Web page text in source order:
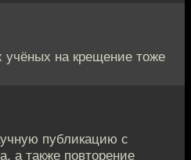
учёных на крещение тоже
публикацию с
а также повторение